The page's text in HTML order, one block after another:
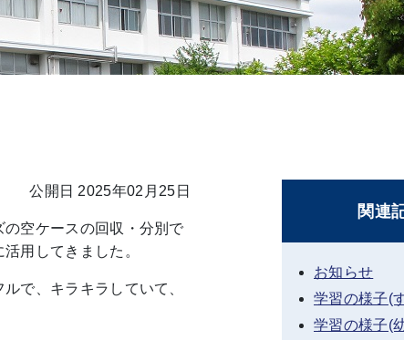
公開日 2025年02月25日
の空ケースの回収・分別で
用してきました。
で、キラキラしていて、
関連
お知らせ
学習の様子(
学習の様子(